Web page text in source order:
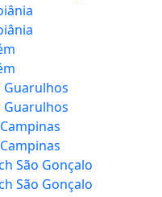
Guarulhos
Guarulhos
São Gonçalo
São Gonçalo